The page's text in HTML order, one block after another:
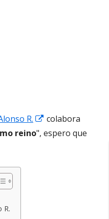
R.
Abrir
en
colabora
reino", espero que
R.